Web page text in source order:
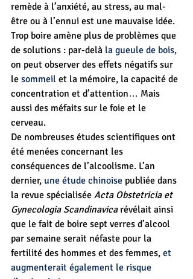
remède à l’anxiété, au stress, au mal-
être ou à l’ennui est une mauvaise idée.
Trop boire amène plus de problèmes que
de solutions : par-delà la gueule de bois,
on peut observer des effets négatifs sur
le sommeil et la mémoire, la capacité de
concentration et d’attention… Mais
aussi des méfaits sur le foie et le
cerveau.
De nombreuses études scientifiques ont
été menées concernant les
conséquences de l’alcoolisme. L’an
dernier, une étude chinoise publiée dans
la revue spécialisée Acta Obstetricia et
Gynecologia Scandinavica révélait ainsi
que le fait de boire sept verres d’alcool
par semaine serait néfaste pour la
fertilité des hommes et des femmes, et
augmenterait également le risque